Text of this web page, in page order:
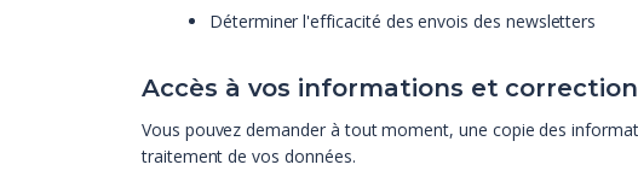
Déterminer l'efficacité des envois des newsletters
Accès à vos informations et correction
Vous pouvez demander à tout moment, une copie des
traitement de vos données.